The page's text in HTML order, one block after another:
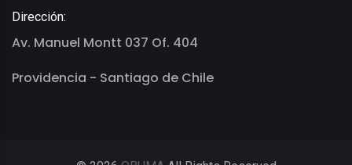
Dirección:
Av. Manuel Montt 037 Of. 404
Providencia - Santiago de Chile